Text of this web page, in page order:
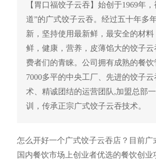
【胃口福饺子云吞】始创于1969年
道”的广式饺子云吞。经过五十年多
新，坚持使用最新鲜，最安全的材
鲜，健康，营养，皮薄馅大的饺子云
费者们的青睐。公司拥有成熟的餐饮
7000多平的中央工厂、先进的饺子
术、精诚团结的运营团队,加盟总部
训，传承正宗广式饺子云吞技术。
怎么开好一个广式饺子云吞店？目前广
国内餐饮市场上创业者优选的餐饮创业